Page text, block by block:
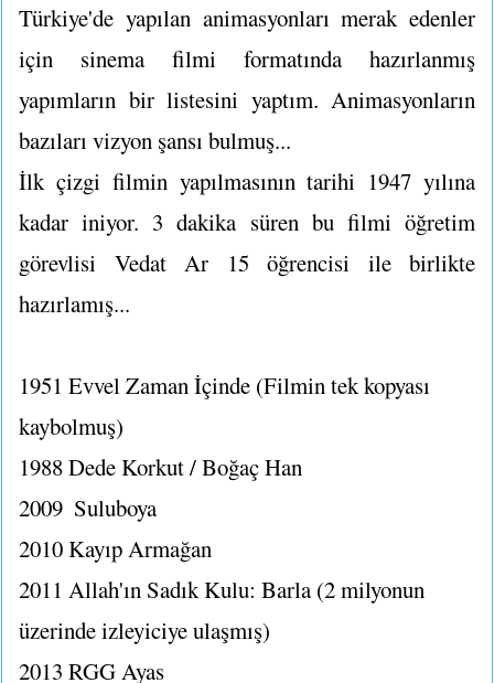
Türkiye'de yapılan animasyonları merak edenler
için sinema filmi formatında hazırlanmış
yapımların bir listesini yaptım. Animasyonların
bazıları vizyon şansı bulmuş...
İlk çizgi filmin yapılmasının tarihi 1947 yılına
kadar iniyor. 3 dakika süren bu filmi öğretim
görevlisi Vedat Ar 15 öğrencisi ile birlikte
hazırlamış...
1951 Evvel Zaman İçinde (Filmin tek kopyası
kaybolmuş)
1988Dede Korkut / Boğaç Han
2009 Suluboya
2010Kayıp Armağan
2011 Allah'ın Sadık Kulu: Barla (2 milyonun
üzerinde izleyiciye ulaşmış)
2013 RGG Ayas